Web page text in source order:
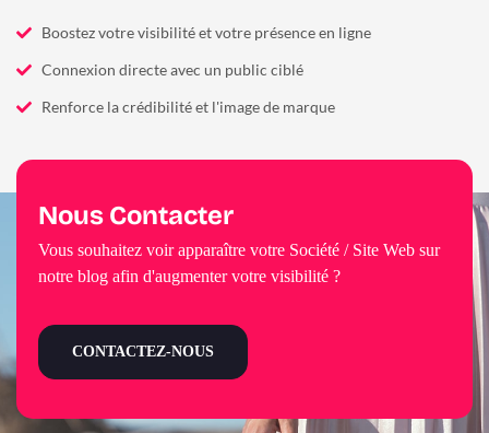
Boostez votre visibilité et votre présence en ligne
Connexion directe avec un public ciblé
Renforce la crédibilité et l'image de marque
Nous Contacter
Vous souhaitez voir apparaître votre Société / Site Web sur
notre blog afin d'augmenter votre visibilité ?
CONTACTEZ-NOUS